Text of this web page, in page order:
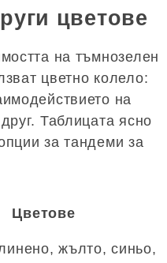
цветове
на тъмнозелен
цветно колело:
на
Таблицата ясно
за тандеми за
Цветове
жълто, синьо,